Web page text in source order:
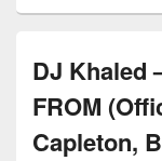
DJ Khaled
FROM
Capleton,